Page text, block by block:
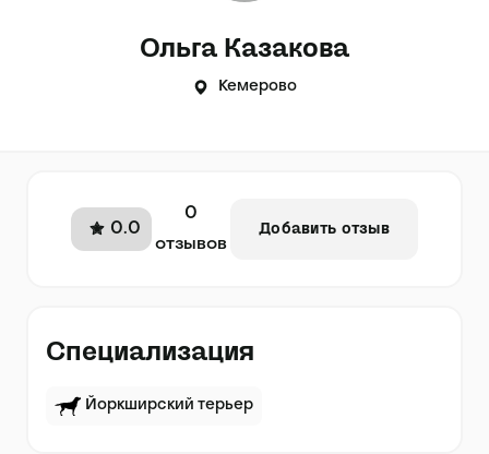
Ольга Казакова
Кемерово
0.0
0
отзывов
Добавить отзыв
Специализация
Йоркширский терьер